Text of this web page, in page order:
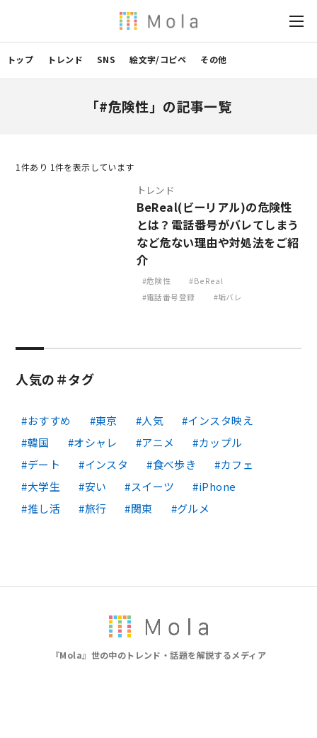
トップ トレンド SNS 絵文字/コピペ その他
「#危険性」の記事一覧
1 件あり 1件を表示しています
トレンド
BeReal(ビーリアル)の危険性
とは？電話番号がバレてしまう
など危ない理由や対処法をご紹
介
危険性
BeReal
電話番号登録
垢バレ
人気の＃タグ
おすすめ 東京 人気
インスタ映え
韓国
オシャレ アニメ
カップル
デート
インスタ 食べ歩き
カフェ
大学生
安い スイーツ
iPhone
推し活
旅行 関東 グルメ
『Mola』世の中のトレンド・話題を解説するメディア